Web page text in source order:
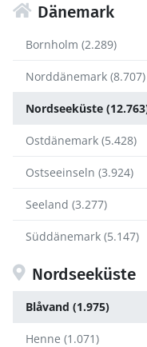
Dänemark
Bornholm (2.289)
Norddänemark (8.707)
Nordseeküste
Ostdänemark (5.428)
Ostseeinseln (3.924)
Seeland (3.277)
Süddänemark (5.147)
Nordseeküste
Blåvand (1.975)
Henne (1.071)